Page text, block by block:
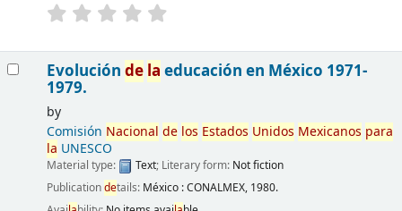
Evolución de la educación en México 1971-
1979.
by
Comisión Nacional de los Estados Unidos Mexicanos para
la UNESCO
Material type: Text; Literary form: Not fiction
Publicationdetails: México : CONALMEX, 1980.